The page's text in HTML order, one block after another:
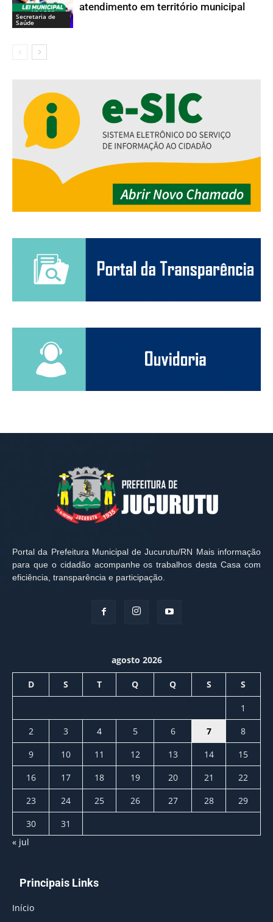
Secretaria de
Saúde
atendimento em território municipal
Portal da Prefeitura Municipal de Jucurutu/RN Mais informação
para que o cidadão acompanhe os trabalhos desta Casa com
eficiência, transparência e participação.
agosto 2026
D S T Q Q S S
1
2
3 4 5 6 7
8
9
10 11 12 13 14
15
16
17 18 19 20 21
22
23
24 25 26 27 28
29
30
31
« jul
Principais Links
Início